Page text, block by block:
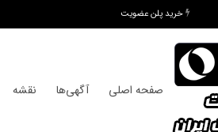
خرید پلن عضویت
صفحه اصلی آگهی‌ها نقشه